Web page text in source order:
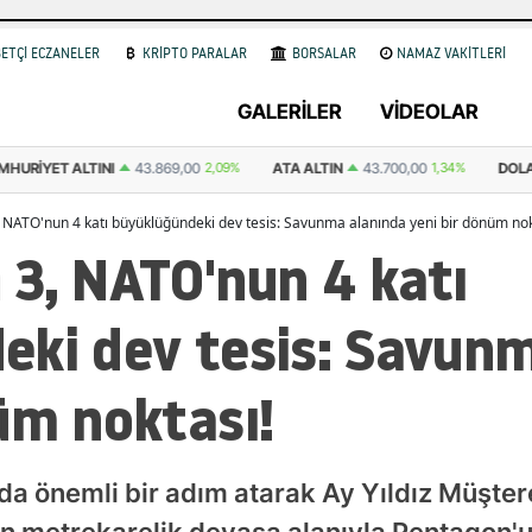
ECZANELER KRİPTO PARALAR BORSALAR NAMAZ VAKİTLERİ
GALERİLER VİDEOLAR
43.869,00 2,09% ATA ALTIN 43.700,00 1,34% DOLAR
4 katı büyüklüğündeki dev tesis: Savunma alanında yeni bir dönüm
NATO'nun 4 katı
dev tesis:
noktası!
önemli bir adım atarak Ay Yıldız